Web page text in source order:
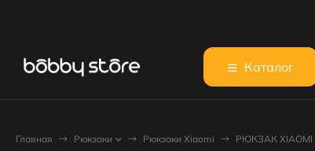
Каталог
Главная Рюкзаки Рюкзаки Xiaomi РЮКЗАК XIAOMI